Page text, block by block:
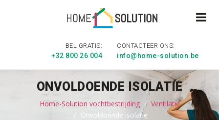
BEL GRATIS:
+32 800 26 004
CONTACTEER ONS:
info@home-solution.be
ONVOLDOENDE ISOLATIE
Home-Solution vochtbestrijding
Ventilatie
Onvoldoende isolatie